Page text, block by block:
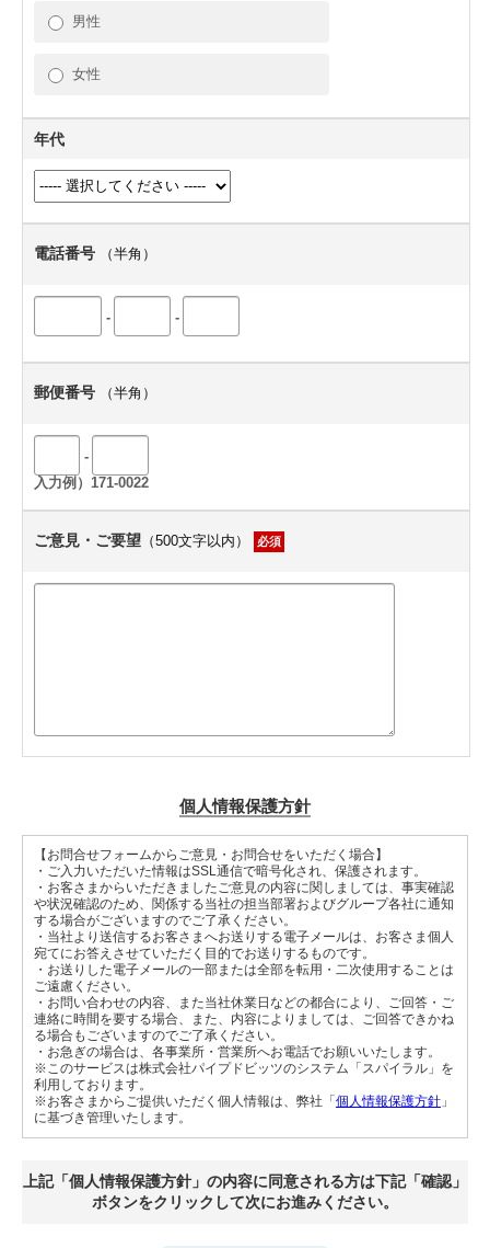
男性
女性
年代
電話番号 （半角）
- -
郵便番号 （半角）
-
入力例）171-0022
ご意見・ご要望 （500文字以内） 必須
個人情報保護方針
【お問合せフォームからご意見・お問合せをいただく場合】
・ご入力いただいた情報はSSL通信で暗号化され、保護されます。
・お客さまからいただきましたご意見の内容に関しましては、事実確認
や状況確認のため、関係する当社の担当部署およびグループ各社に通知
する場合がございますのでご了承ください。
・当社より送信するお客さまへお送りする電子メールは、お客さま個人
宛てにお答えさせていただく目的でお送りするものです。
・お送りした電子メールの一部または全部を転用・二次使用することは
ご遠慮ください。
・お問い合わせの内容、また当社休業日などの都合により、ご回答・ご
連絡に時間を要する場合、また、内容によりましては、ご回答できかね
る場合もございますのでご了承ください。
・お急ぎの場合は、各事業所・営業所へお電話でお願いいたします。
※このサービスは株式会社パイプドビッツのシステム「スパイラル」を
利用しております。
※お客さまからご提供いただく個人情報は、弊社「 個人情報保護方針 」
に基づき管理いたします。
上記「個人情報保護方針」の内容に同意される方は下記「確認」
ボタンをクリックして次にお進みください。